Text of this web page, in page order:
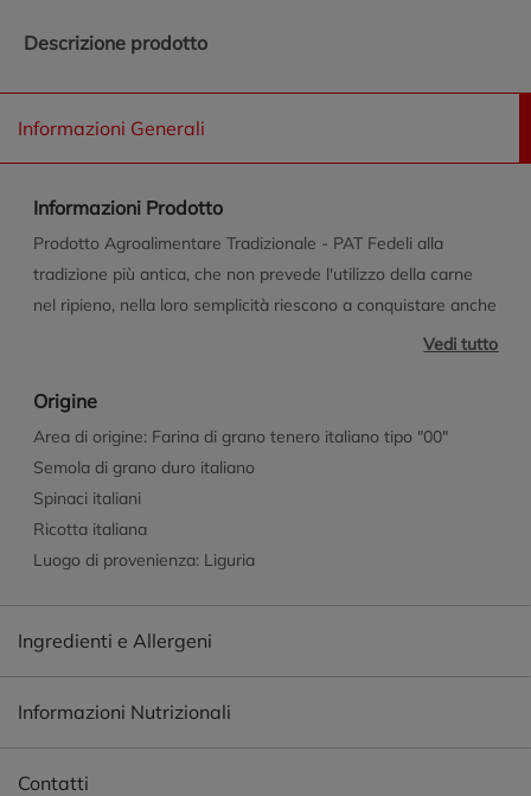
Descrizione prodotto
Informazioni Generali
Informazioni Prodotto
Prodotto Agroalimentare Tradizionale - PAT Fedeli alla
tradizione più antica, che non prevede l'utilizzo della carne
nel ripieno, nella loro semplicità riescono a conquistare anche
Vedi tutto
Origine
Area di origine: Farina di grano tenero italiano tipo "00"
Semola di grano duro italiano
Spinaci italiani
Ricotta italiana
Luogo di provenienza: Liguria
Ingredienti e Allergeni
Informazioni Nutrizionali
Contatti